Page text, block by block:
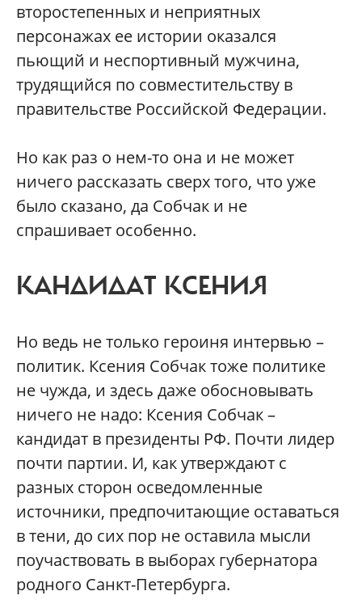
второстепенных и неприятных
персонажах ее истории оказался
пьющий и неспортивный мужчина,
трудящийся по совместительству в
правительстве Российской Федерации.
Но как раз о нем-то она и не может
ничего рассказать сверх того, что уже
было сказано, да Собчак и не
спрашивает особенно.
КАНДИДАТ КСЕНИЯ
Но ведь не только героиня интервью –
политик. Ксения Собчак тоже политике
не чужда, и здесь даже обосновывать
ничего не надо: Ксения Собчак –
кандидат в президенты РФ. Почти лидер
почти партии. И, как утверждают с
разных сторон осведомленные
источники, предпочитающие оставаться
в тени, до сих пор не оставила мысли
поучаствовать в выборах губернатора
родного Санкт-Петербурга.